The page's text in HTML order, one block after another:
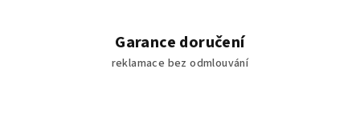
Garance doručení
reklamace bez odmlouvání